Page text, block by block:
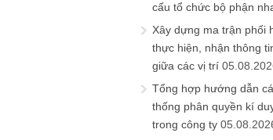
cấu tổ chức bộ phận
Xây dựng ma trận phối
thực hiện, nhận thông
giữa các vị trí
Tổng hợp hướng dẫn
thống phân quyền kí
trong công ty